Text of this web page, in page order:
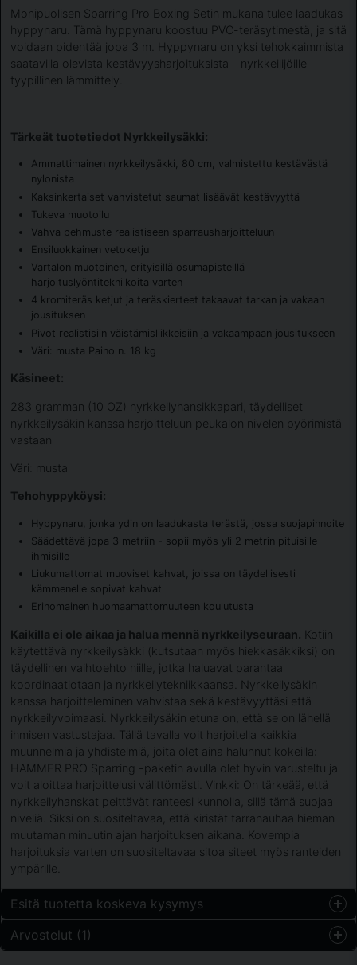
Monipuolisen Sparring Pro Boxing Setin mukana tulee laadukas
hyppynaru. Tämä hyppynaru koostuu PVC-teräsytimestä, ja sitä
voidaan pidentää jopa 3 m. Hyppynaru on yksi tehokkaimmista
saatavilla olevista kestävyysharjoituksista - nyrkkeilijöille
tyypillinen lämmittely.
Tärkeät tuotetiedot Nyrkkeilysäkki:
Ammattimainen nyrkkeilysäkki, 80 cm, valmistettu kestävästä
nylonista
Kaksinkertaiset vahvistetut saumat lisäävät kestävyyttä
Tukeva muotoilu
Vahva pehmuste realistiseen sparrausharjoitteluun
Ensiluokkainen vetoketju
Vartalon muotoinen, erityisillä osumapisteillä
harjoituslyöntitekniikoita varten
4 kromiteräs ketjut ja teräskierteet takaavat tarkan ja vakaan
jousituksen
Pivot realistisiin väistämisliikkeisiin ja vakaampaan jousitukseen
Väri: musta Paino n. 18 kg
Käsineet:
283 gramman (10 OZ) nyrkkeilyhansikkapari, täydelliset
nyrkkeilysäkin kanssa harjoitteluun peukalon nivelen pyörimistä
vastaan
​​Väri: musta
Tehohyppyköysi:
Hyppynaru, jonka ydin on laadukasta terästä, jossa suojapinnoite
Säädettävä jopa 3 metriin - sopii myös yli 2 metrin pituisille
ihmisille
Liukumattomat muoviset kahvat, joissa on täydellisesti
kämmenelle sopivat kahvat
Erinomainen huomaamattomuuteen koulutusta
Kaikilla ei ole aikaa ja halua mennä nyrkkeilyseuraan. Kotiin
käytettävä nyrkkeilysäkki (kutsutaan myös hiekkasäkkiksi) on
täydellinen vaihtoehto niille, jotka haluavat parantaa
koordinaatiotaan ja nyrkkeilytekniikkaansa. Nyrkkeilysäkin
kanssa harjoitteleminen vahvistaa sekä kestävyyttäsi että
nyrkkeilyvoimaasi. Nyrkkeilysäkin etuna on, että se on lähellä
ihmisen vastustajaa. Tällä tavalla voit harjoitella kaikkia
muunnelmia ja yhdistelmiä, joita olet aina halunnut kokeilla:
HAMMER PRO Sparring -paketin avulla olet hyvin varusteltu ja
voit aloittaa harjoittelusi välittömästi. Vinkki: On tärkeää, että
nyrkkeilyhanskat peittävät ranteesi kunnolla, sillä tämä suojaa
niveliä. Siksi on suositeltavaa, että kiristät tarranauhaa hieman
muutaman minuutin ajan harjoituksen aikana. Kovempia
harjoituksia varten on suositeltavaa sitoa siteet myös ranteiden
ympärille.
Esitä tuotetta koskeva kysymys
question
Kysy meiltä jotain tästä tuotteesta...
Arvostelut (1)